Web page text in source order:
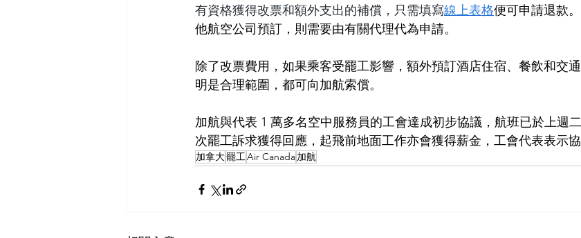
有資格獲得改票和額外支出的補償，只需填寫線上表格便可申請退款
他航空公司預訂，則需要由有關代理代為申請。
除了改票費用，如果乘客受罷工影響，額外預訂酒店住宿、餐飲和交
明是合理範圍，都可向加航索償。
加航與代表 1 萬多名空中服務員的工會達成初步協議，航班已於上週
次罷工訴求獲得回應，起飛前地面工作亦會獲得薪金， 工會代表表示
加拿大罷工Air Canada加航